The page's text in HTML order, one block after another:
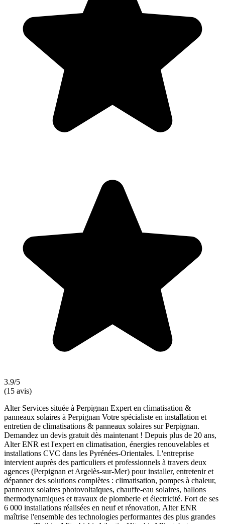
3.9/5
(15 avis)
Alter Services située à Perpignan Expert en climatisation &
panneaux solaires à Perpignan Votre spécialiste en installation et
entretien de climatisations & panneaux solaires sur Perpignan.
Demandez un devis gratuit dès maintenant ! Depuis plus de 20 ans,
Alter ENR est l'expert en climatisation, énergies renouvelables et
installations CVC dans les Pyrénées-Orientales. L'entreprise
intervient auprès des particuliers et professionnels à travers deux
agences (Perpignan et Argelès-sur-Mer) pour installer, entretenir et
dépanner des solutions complètes : climatisation, pompes à chaleur,
panneaux solaires photovoltaïques, chauffe-eau solaires, ballons
thermodynamiques et travaux de plomberie et électricité. Fort de ses
6 000 installations réalisées en neuf et rénovation, Alter ENR
maîtrise l'ensemble des technologies performantes des plus grandes